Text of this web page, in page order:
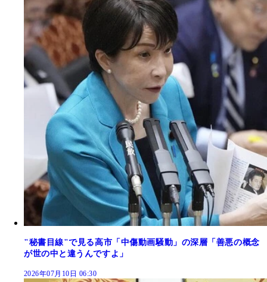
"秘書目線"で見る高市「中傷動画騒動」の深層「善悪の概念
が世の中と違うんですよ」
2026年07月10日 06:30